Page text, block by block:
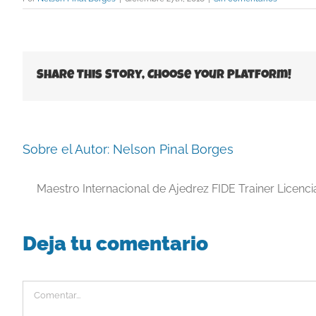
Share This Story, Choose Your Platform!
Sobre el Autor: Nelson Pinal Borges
Maestro Internacional de Ajedrez FIDE Trainer
Deja tu comentario